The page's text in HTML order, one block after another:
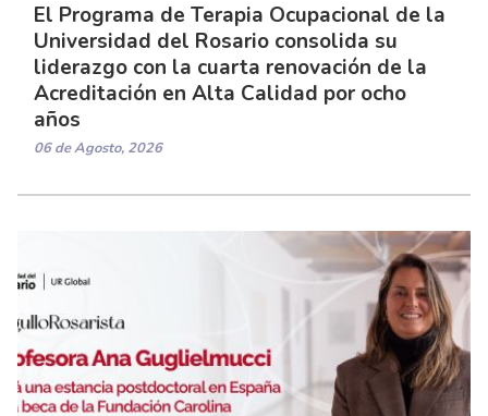
El Programa de Terapia Ocupacional de la
Universidad del Rosario consolida su
liderazgo con la cuarta renovación de la
Acreditación en Alta Calidad por ocho
años
06 de Agosto, 2026